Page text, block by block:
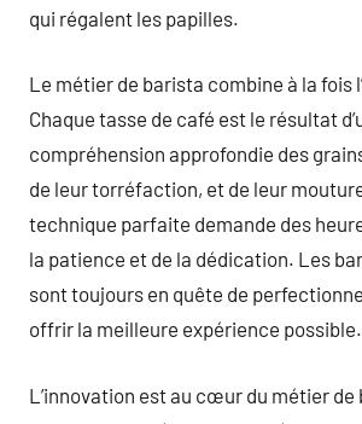
qui régalent les papilles.
Le métier de barista combine à la fois
Chaque tasse de café est le résultat
compréhension approfondie des
de leur torréfaction, et de leur
technique parfaite demande des
la patience et de la dédication. Les
sont toujours en quête de
offrir la meilleure expérience possible.
L’innovation est au cœur du métier